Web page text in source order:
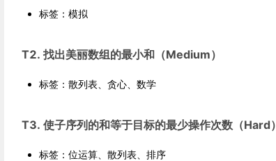
标签：模拟
T2. 找出美丽数组的最小和（Medium）
标签：散列表、贪心、数学
T3. 使子序列的和等于目标的最少操作次数（Hard）
标签：位运算、散列表、排序